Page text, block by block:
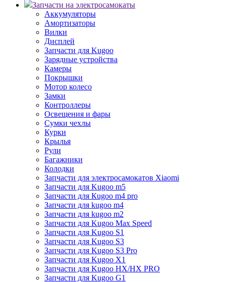
Запчасти на электросамокаты
Аккумуляторы
Амортизаторы
Вилки
Дисплей
Запчасти для Kugoo
Зарядные устройства
Камеры
Покрышки
Мотор колесо
Замки
Контроллеры
Освещения и фары
Сумки чехлы
Курки
Крылья
Рули
Багажники
Колодки
Запчасти для электросамокатов Xiaomi
Запчасти для Kugoo m5
Запчасти для Кugoo m4 pro
Запчасти для kugoo m4
Запчасти для kugoo m2
Запчасти для Kugoo Max Speed
Запчасти для Kugoo S1
Запчасти для Kugoo S3
Запчасти для Kugoo S3 Pro
Запчасти для Kugoo X1
Запчасти для Kugoo HX/HX PRO
Запчасти для Kugoo G1